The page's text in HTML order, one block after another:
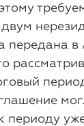
передана в
уже